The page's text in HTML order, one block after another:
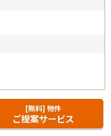
[無料] 物件
ご提案サービス